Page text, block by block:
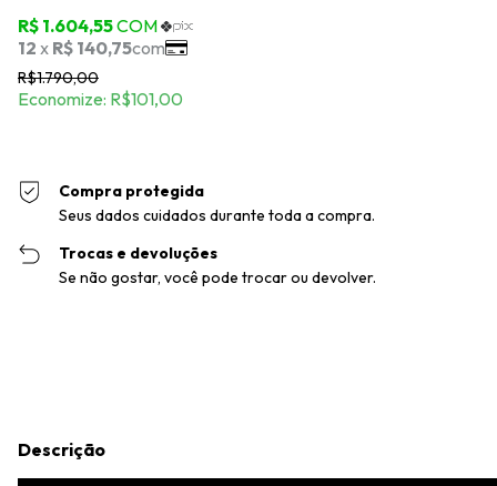
R$1.790,00
Economize: R$101,00
Compra protegida
Seus dados cuidados durante toda a compra.
Trocas e devoluções
Se não gostar, você pode trocar ou devolver.
Descrição